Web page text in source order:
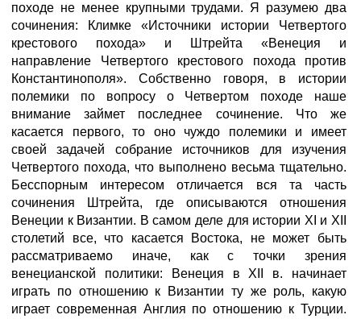
походе не менее крупными трудами. Я разумею два
сочинения: Климке «Источники истории Четвертого
крестового похода» и Штрейта «Венеция и
направление Четвертого крестового похода против
Константинополя». Собственно говоря, в истории
полемики по вопросу о Четвертом походе наше
внимание займет последнее сочинение. Что же
касается первого, то оно чуждо полемики и имеет
своей задачей собрание источников для изучения
Четвертого похода, что выполнено весьма тщательно.
Бесспорным интересом отличается вся та часть
сочинения Штрейта, где описываются отношения
Венеции к Византии. В самом деле для истории XI и XII
столетий все, что касается Востока, не может быть
рассматриваемо иначе, как с точки зрения
венецианской политики: Венеция в XII в. начинает
играть по отношению к Византии ту же роль, какую
играет современная Англия по отношению к Турции.